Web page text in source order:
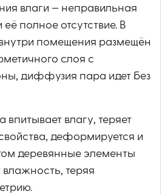
влаги — неправильная
полное отсутствие. В
помещения размещён
слоя с
диффузия пара идет без
влагу, теряет
деформируется и
деревянные элементы
теряя